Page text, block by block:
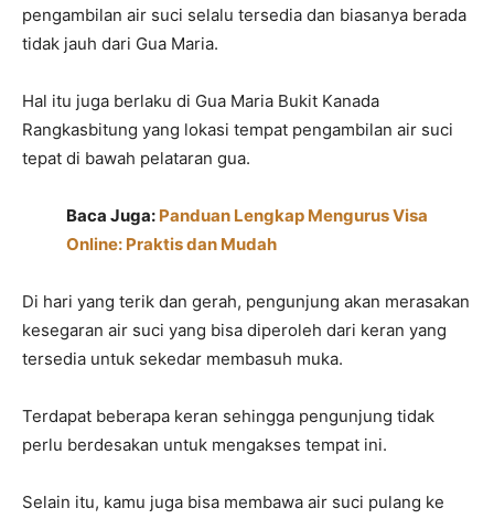
pengambilan air suci selalu tersedia dan biasanya berada
tidak jauh dari Gua Maria.
Hal itu juga berlaku di Gua Maria Bukit Kanada
Rangkasbitung yang lokasi tempat pengambilan air suci
tepat di bawah pelataran gua.
Baca Juga: Panduan Lengkap Mengurus Visa
Online: Praktis dan Mudah
Di hari yang terik dan gerah, pengunjung akan merasakan
kesegaran air suci yang bisa diperoleh dari keran yang
tersedia untuk sekedar membasuh muka.
Terdapat beberapa keran sehingga pengunjung tidak
perlu berdesakan untuk mengakses tempat ini.
Selain itu, kamu juga bisa membawa air suci pulang ke